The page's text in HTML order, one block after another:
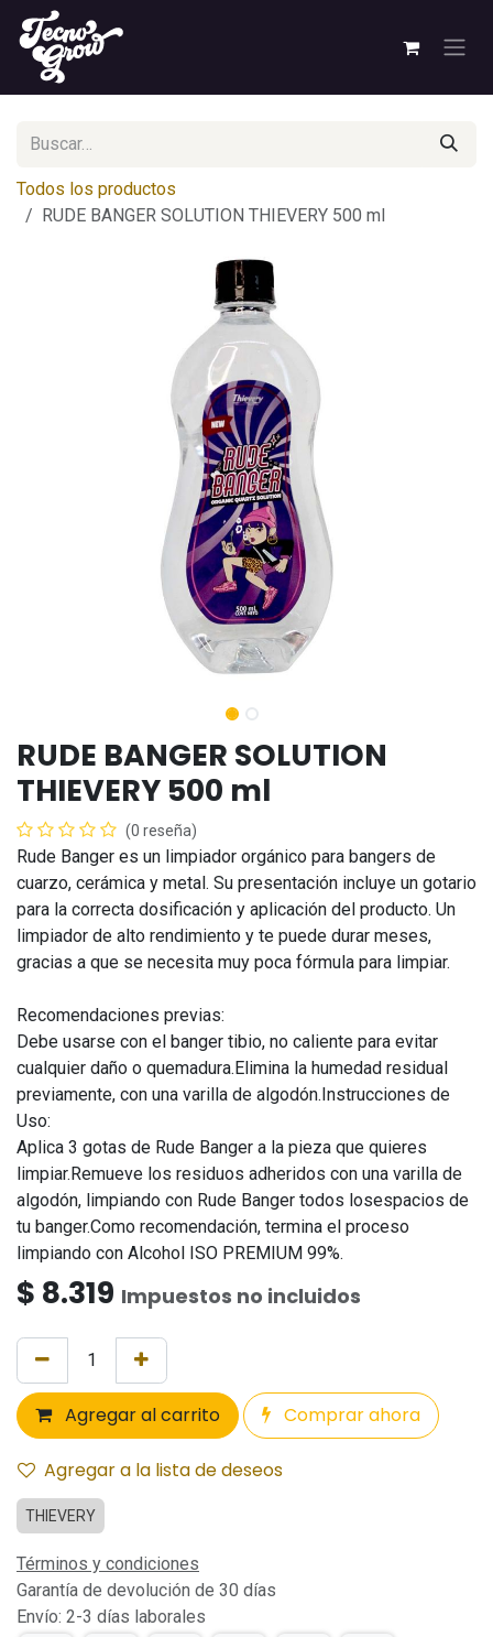
Ir al contenido
Todos los productos
RUDE BANGER SOLUTION THIEVERY 500 ml
RUDE BANGER SOLUTION
THIEVERY 500 ml
(0 reseña)
Rude Banger es un limpiador orgánico para bangers de
cuarzo, cerámica y metal. Su presentación incluye un gotario
para la correcta dosificación y aplicación del producto. Un
limpiador de alto rendimiento y te puede durar meses,
gracias a que se necesita muy poca fórmula para limpiar.
Recomendaciones previas:
Debe usarse con el banger tibio, no caliente para evitar
cualquier daño o quemadura.Elimina la humedad residual
previamente, con una varilla de algodón.Instrucciones de
Uso:
Aplica 3 gotas de Rude Banger a la pieza que quieres
limpiar.Remueve los residuos adheridos con una varilla de
algodón, limpiando con Rude Banger todos losespacios de
tu banger.Como recomendación, termina el proceso
limpiando con Alcohol ISO PREMIUM 99%.
$ 8.319 Impuestos no incluidos
Agregar al carrito Comprar ahora
Agregar a la lista de deseos
THIEVERY
Términos y condiciones
Garantía de devolución de 30 días
Envío: 2-3 días laborales